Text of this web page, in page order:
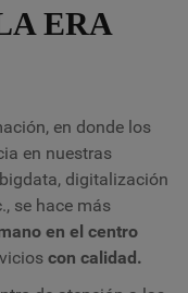
ERA
en donde los
en nuestras
digitalización
se hace más
en el centro
con calidad.